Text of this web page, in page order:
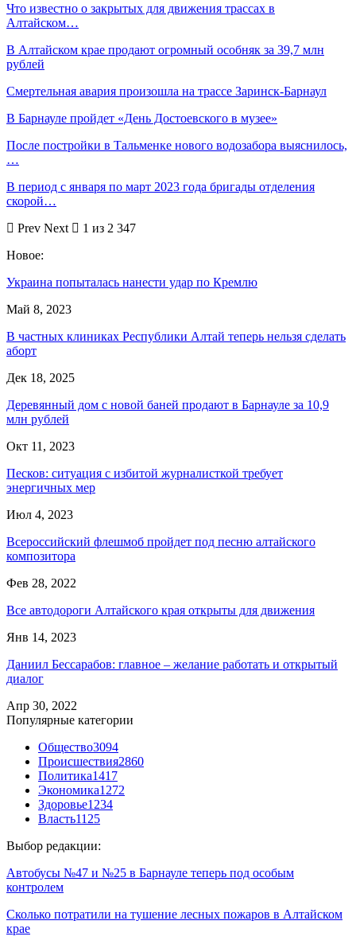
Что известно о закрытых для движения трассах в
Алтайском…
В Алтайском крае продают огромный особняк за 39,7 млн
рублей
Смертельная авария произошла на трассе Заринск-Барнаул
В Барнауле пройдет «День Достоевского в музее»
После постройки в Тальменке нового водозабора выяснилось,
…
В период с января по март 2023 года бригады отделения
скорой…
Prev Next
1 из 2 347
Новое:
Украина попыталась нанести удар по Кремлю
Май 8, 2023
В частных клиниках Республики Алтай теперь нельзя сделать
аборт
Дек 18, 2025
Деревянный дом с новой баней продают в Барнауле за 10,9
млн рублей
Окт 11, 2023
Песков: ситуация с избитой журналисткой требует
энергичных мер
Июл 4, 2023
Всероссийский флешмоб пройдет под песню алтайского
композитора
Фев 28, 2022
Все автодороги Алтайского края открыты для движения
Янв 14, 2023
Даниил Бессарабов: главное – желание работать и открытый
диалог
Апр 30, 2022
Популярные категории
Общество3094
Происшествия2860
Политика1417
Экономика1272
Здоровье1234
Власть1125
Выбор редакции:
Автобусы №47 и №25 в Барнауле теперь под особым
контролем
Сколько потратили на тушение лесных пожаров в Алтайском
крае